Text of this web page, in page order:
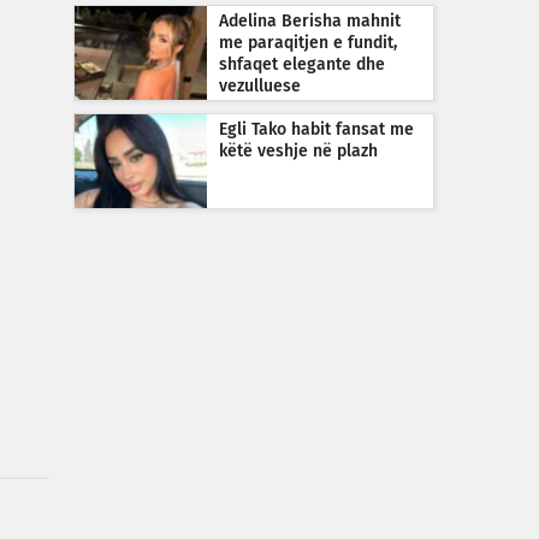
Adelina Berisha mahnit
me paraqitjen e fundit,
shfaqet elegante dhe
vezulluese
Egli Tako habit fansat me
këtë veshje në plazh